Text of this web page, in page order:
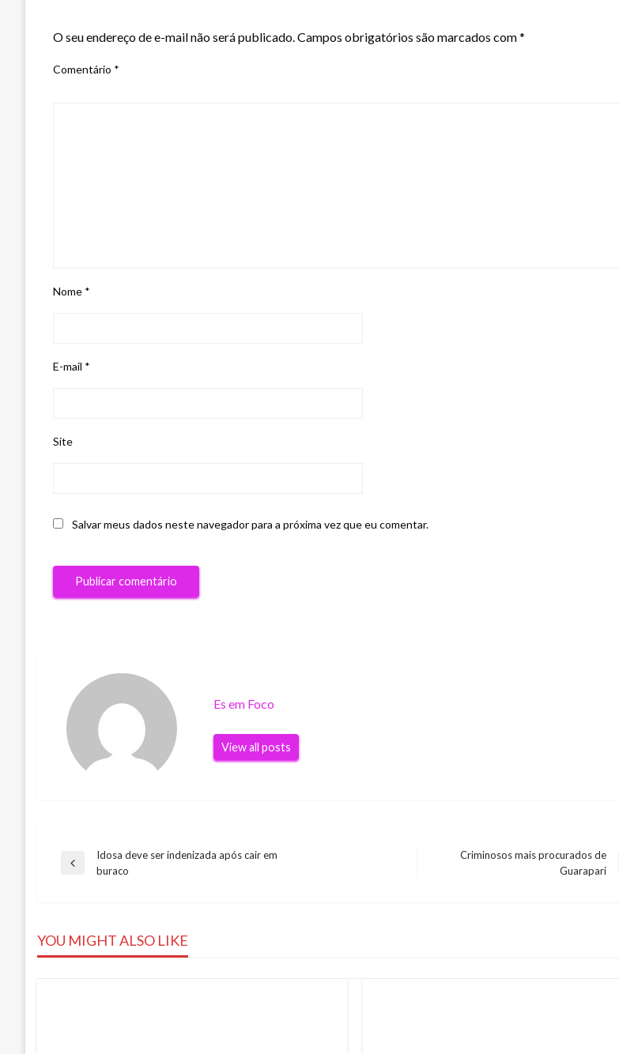
O seu endereço de e-mail não será publicado.Campos obrigatórios são marcados com*
Comentário *
Nome *
E-mail *
Site
Salvar meus dados neste navegador para a próxima vez que eu comentar.
Es em Foco
View all posts
Navegação
Post
Previous
Idosa deve ser indenizada após cair em
buraco
Criminosos mais procurados de
Guarapari
YOU MIGHT ALSO LIKE